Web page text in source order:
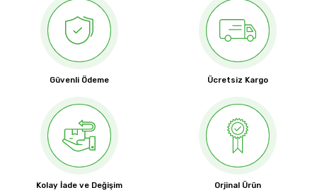
Güvenli Ödeme Ücretsiz Kargo
Kolay İade ve Değişim Orjinal Ürün